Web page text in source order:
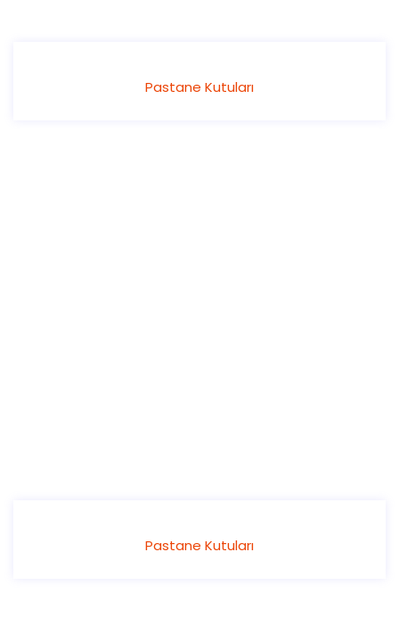
Pastane Kutuları
Pastane Kutuları